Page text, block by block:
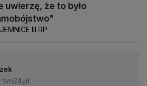
uwierzę, że to było
III RP
tvn24.pl